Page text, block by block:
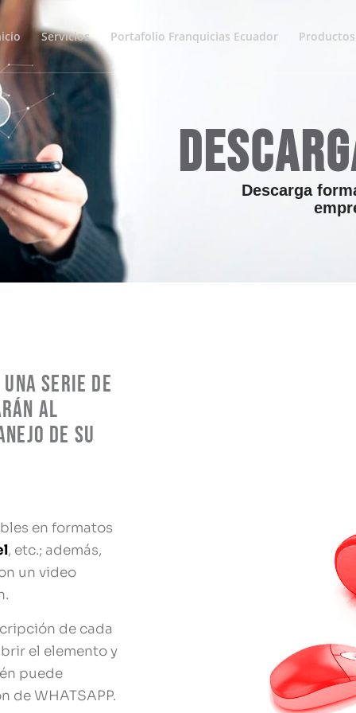
Servicios Portafolio Franquicias Ecuador
Descarga
serie de
al
de su
en formatos
, etc.; además,
un video
de cada
el elemento y
puede
WHATSAPP.